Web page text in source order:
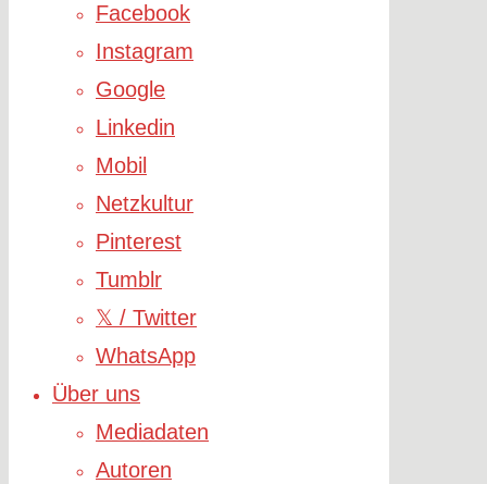
Facebook
Instagram
Google
Linkedin
Mobil
Netzkultur
Pinterest
Tumblr
𝕏 / Twitter
WhatsApp
Über uns
Mediadaten
Autoren